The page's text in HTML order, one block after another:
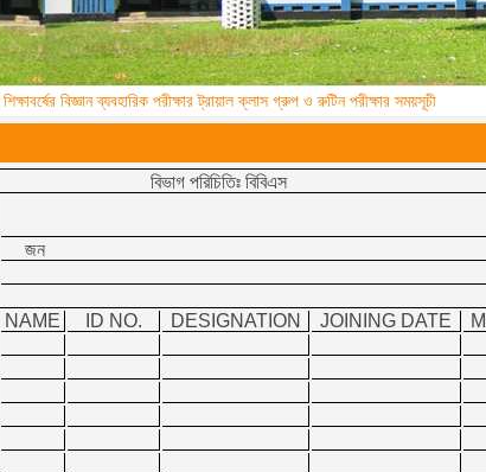
2026 পরীক্ষার প্রবেশ পত্রে QR Code জটিলতা প্রসঙ্গে
বিভাগ পরিচিতিঃ বিবিএস
জন
NAME ID NO. DESIGNATION JOINING DATE